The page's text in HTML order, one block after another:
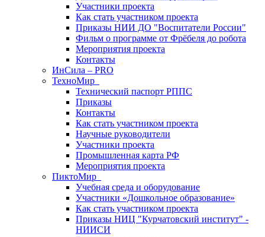
Участники проекта
Как стать участником проекта
Приказы НИИ ДО "Воспитатели России"
Фильм о программе от Фрёбеля до робота
Мероприятия проекта
Контакты
ИнСила – PRO
ТехноМир
Технический паспорт РППС
Приказы
Контакты
Как стать участником проекта
Научные руководители
Участники проекта
Промышленная карта РФ
Мероприятия проекта
ПиктоМир
Учебная среда и оборудование
Участники «Дошкольное образование»
Как стать участником проекта
Приказы НИЦ "Курчатовский институт" -
НИИСИ